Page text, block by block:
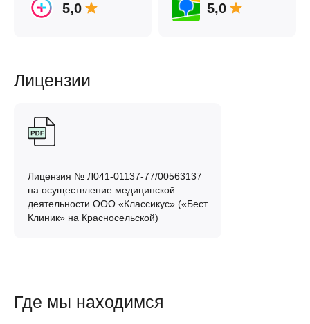
5,0 5,0
Лицензии
Лицензия № Л041-01137-77/00563137
на осуществление медицинской
деятельности ООО «Классикус» («Бест
Клиник» на Красносельской)
Где мы находимся